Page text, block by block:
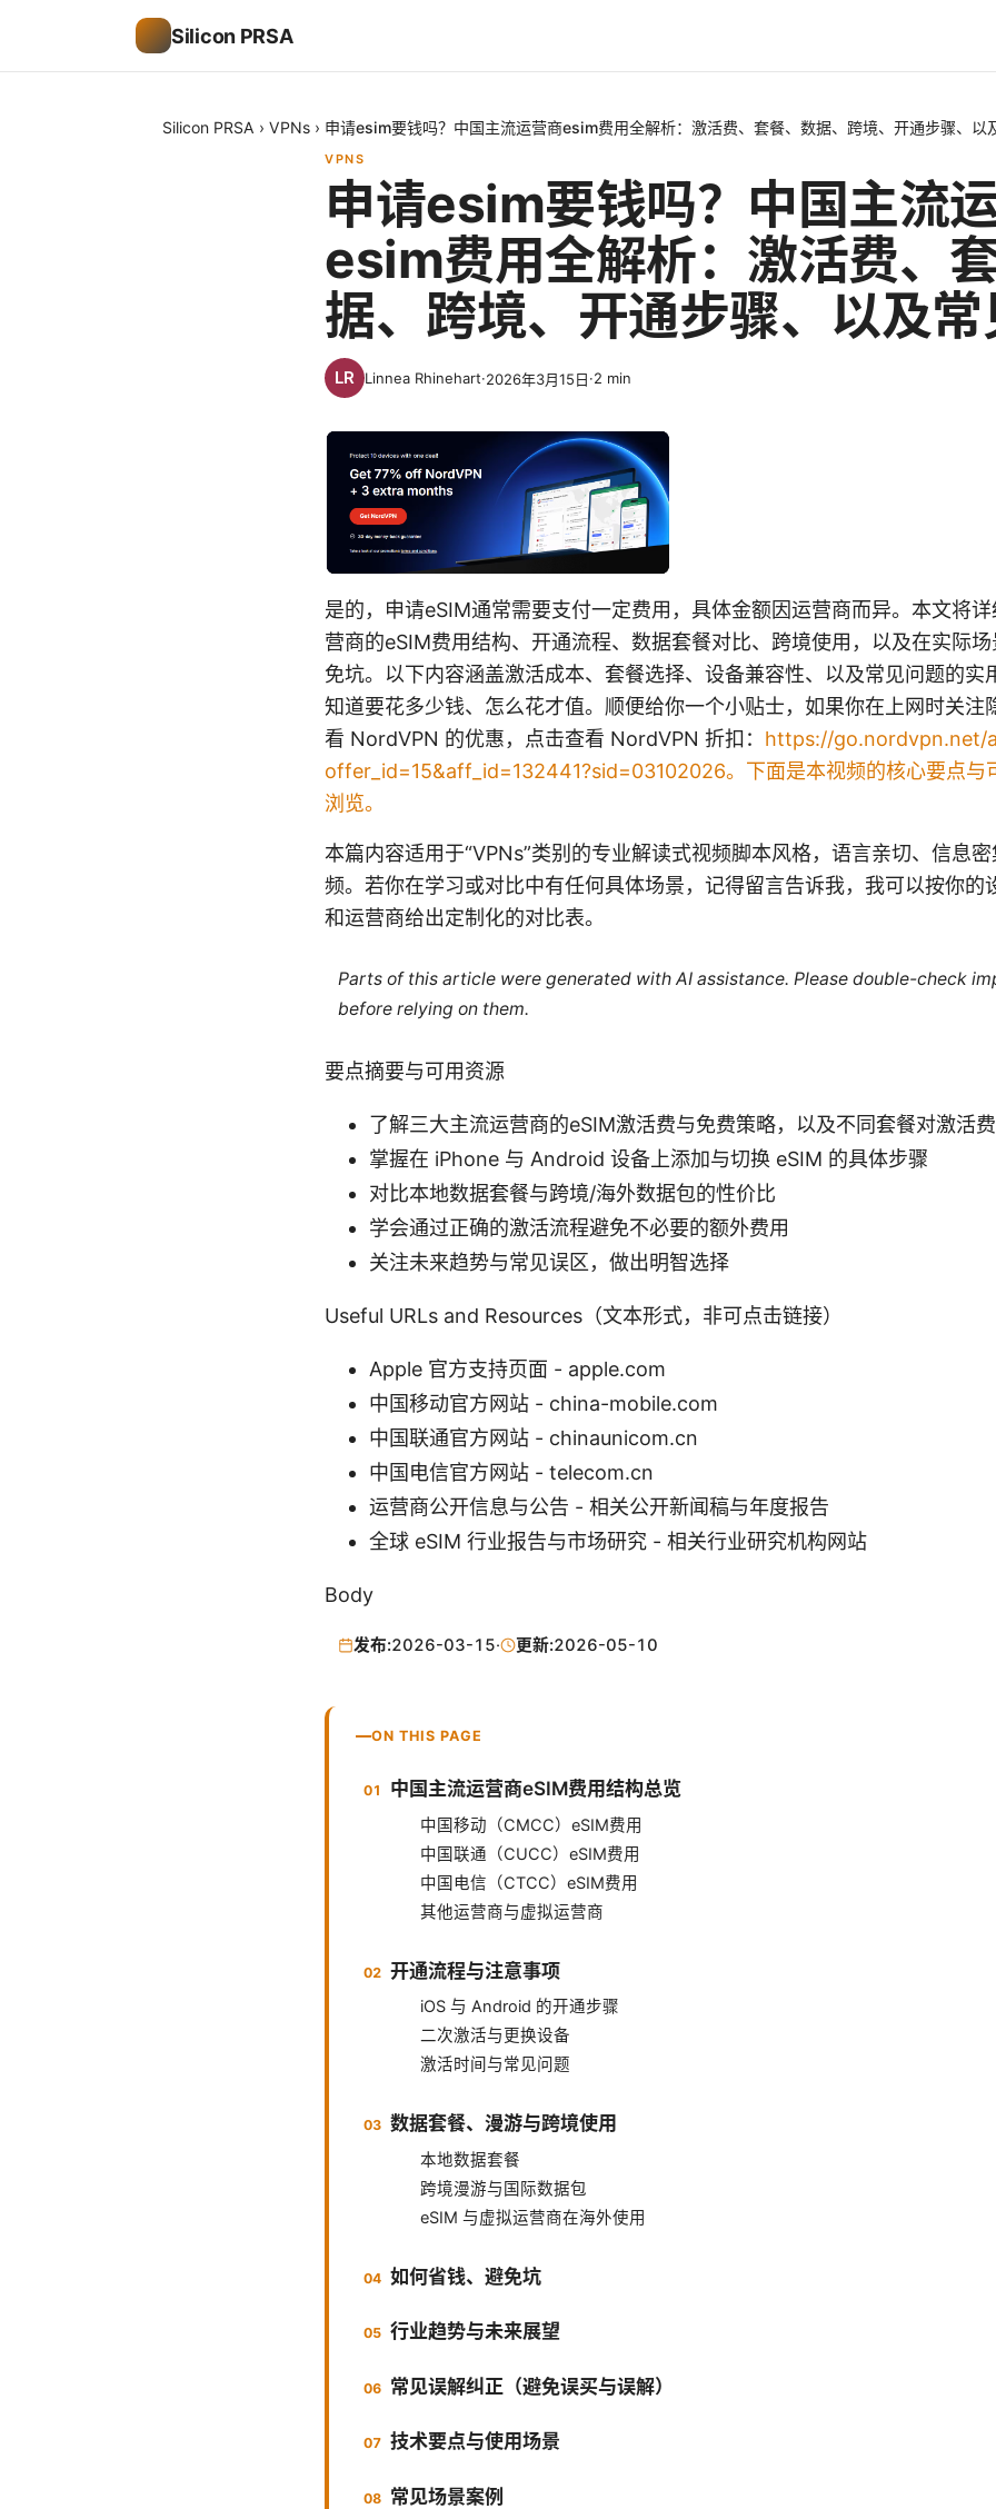
Silicon PRSA
Silicon PRSA › VPNs › 申请esim要钱吗？中国主流运营商esim费用全解析：激活费、套餐、数据、跨境、开通步骤、以
VPNS
申请esim要钱吗？中国主流
esim费用全解析：激活费、
据、跨境、开通步骤、以及
Linnea Rhinehart·2026年3月15日·2 min
是的，申请eSIM通常需要支付一定费用，具体金额因运营商而异。本文将
营商的eSIM费用结构、开通流程、数据套餐对比、跨境使用，以及在实际
免坑。以下内容涵盖激活成本、套餐选择、设备兼容性、以及常见问题的实
知道要花多少钱、怎么花才值。顺便给你一个小贴士，如果你在上网时关注
看 NordVPN 的优惠，点击查看 NordVPN 折扣： https://go.nordvpn.net/
offer_id=15&aff_id=132441?sid=03102026。下面是本视频的核心要点与
浏览。
本篇内容适用于“VPNs”类别的专业解读式视频脚本风格，语言亲切、信息
频。若你在学习或对比中有任何具体场景，记得留言告诉我，我可以按你的
和运营商给出定制化的对比表。
Parts of this article were generated with AI assistance. Please double-check
before relying on them.
要点摘要与可用资源
了解三大主流运营商的eSIM激活费与免费策略，以及不同套餐对激活
掌握在 iPhone 与 Android 设备上添加与切换 eSIM 的具体步骤
对比本地数据套餐与跨境/海外数据包的性价比
学会通过正确的激活流程避免不必要的额外费用
关注未来趋势与常见误区，做出明智选择
Useful URLs and Resources（文本形式，非可点击链接）
Apple 官方支持页面 - apple.com
中国移动官方网站 - china-mobile.com
中国联通官方网站 - chinaunicom.cn
中国电信官方网站 - telecom.cn
运营商公开信息与公告 - 相关公开新闻稿与年度报告
全球 eSIM 行业报告与市场研究 - 相关行业研究机构网站
Body
发布:2026-03-15· 更新:2026-05-10
ON THIS PAGE
中国主流运营商eSIM费用结构总览
中国移动（CMCC）eSIM费用
中国联通（CUCC）eSIM费用
中国电信（CTCC）eSIM费用
其他运营商与虚拟运营商
开通流程与注意事项
iOS 与 Android 的开通步骤
二次激活与更换设备
激活时间与常见问题
数据套餐、漫游与跨境使用
本地数据套餐
跨境漫游与国际数据包
eSIM 与虚拟运营商在海外使用
如何省钱、避免坑
行业趋势与未来展望
常见误解纠正（避免误买与误解）
技术要点与使用场景
常见场景案例